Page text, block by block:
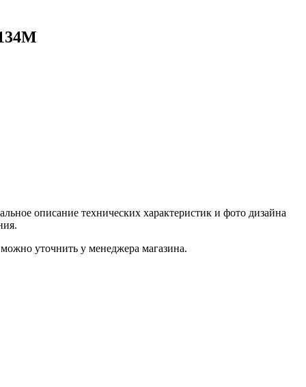
описание технических характеристик и фото дизайна
уточнить у менеджера магазина.